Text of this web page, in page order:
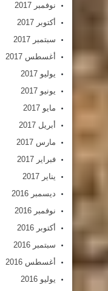
نوفمبر 2017
أكتوبر 2017
سبتمبر 2017
أغسطس 2017
يوليو 2017
يونيو 2017
مايو 2017
أبريل 2017
مارس 2017
فبراير 2017
يناير 2017
ديسمبر 2016
نوفمبر 2016
أكتوبر 2016
سبتمبر 2016
أغسطس 2016
يوليو 2016